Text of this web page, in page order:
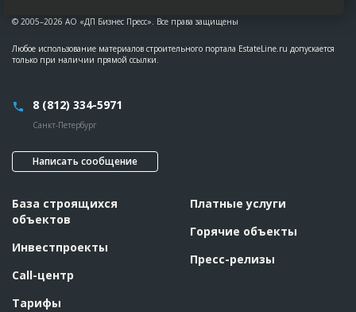
© 2005–2026 АО «ДП Бизнес Пресс». Все права защищены
Любое использование материалов строительного портала EstateLine.ru допускается
только при наличии прямой ссылки.
8 (812) 334-5971
Санкт-Петербург
Написать сообщение
База строящихся
объектов
Инвестпроекты
Call-центр
Тарифы
Платные услуги
Горячие объекты
Пресс-релизы